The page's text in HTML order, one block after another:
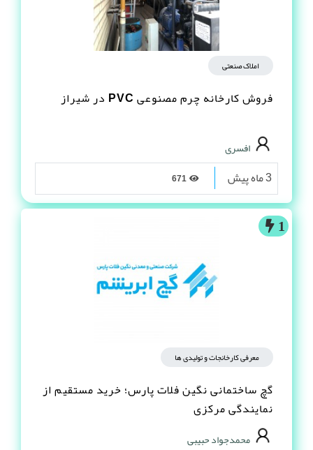
املاک صنعتی
فروش کارخانه چرم مصنوعى PVC در شیراز
افسری
3 ماه پیش
1
معرفی کارخانجات و تولیدی ها
گچ ساختمانی نگین فلات پارس؛ خرید مستقیم از
نمایندگی مرکزی
محمدجواد حبیبی